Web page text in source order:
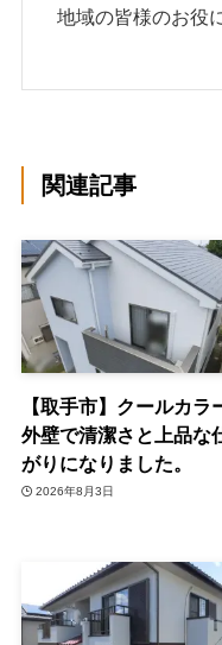
地域の皆様のお役
関連記事
【取手市】クールカラ
外壁で清潔さと上品な
がりになりました。
2026年8月3日